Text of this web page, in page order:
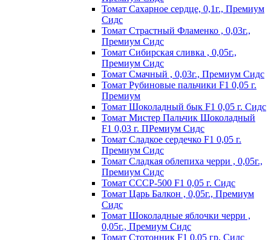
Томат Сахарное сердце, 0,1г., Премиум
Сидс
Томат Страстный Фламенко , 0,03г.,
Премиум Сидс
Томат Сибирская сливка , 0,05г.,
Премиум Сидс
Томат Смачный , 0,03г., Премиум Сидс
Томат Рyбинoвыe пaльчики F1 0,05 г.
Пpeмиyм
Томат Шоколадный бык F1 0,05 г. Сидс
Томат Мистер Пальчик Шоколадный
F1 0,03 г. ПРемиум Сидс
Томат Сладкое сердечко F1 0,05 г.
Премиум Сидс
Томат Сладкая облепиха черри , 0,05г.,
Премиум Сидс
Томат СССР-500 F1 0,05 г. Сидс
Томат Царь Балкон , 0,05г., Премиум
Сидс
Томат Шоколадные яблочки черри ,
0,05г., Премиум Сидс
Томат Стотонник F1 0,05 гр. Сидс